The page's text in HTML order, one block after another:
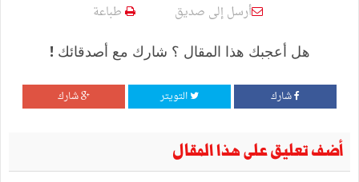
أرسل إلى صديق طباعة
هل أعجبك هذا المقال ؟ شارك مع أصدقائك !
شارك التويتر شارك
أضف تعليق على هذا المقال